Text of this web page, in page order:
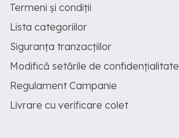
Termeni și condiții
Lista categoriilor
Siguranța tranzacțiilor
Modifică setările de confidențialitate
Regulament Campanie
Livrare cu verificare colet